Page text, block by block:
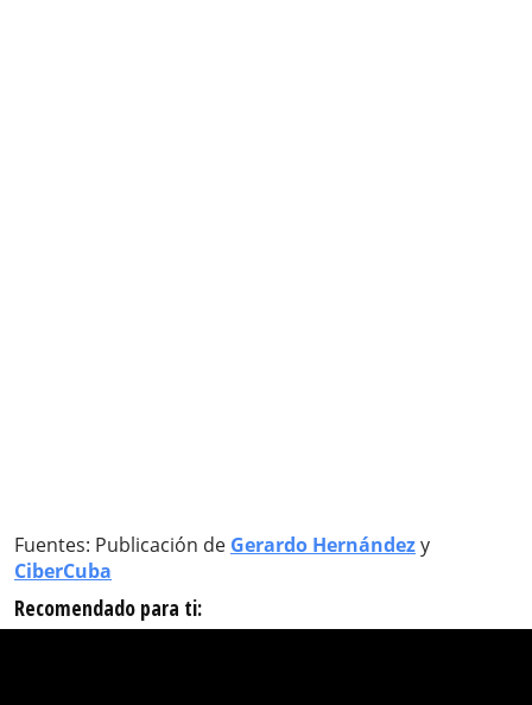
Fuentes: Publicación de Gerardo Hernándezy
CiberCuba
Recomendado para ti: